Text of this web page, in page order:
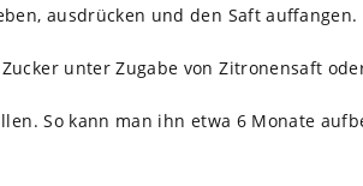
aus­drü­cken und den Saft
unter Zugabe von Zitro­nen­saft
So kann man ihn etwa 6 Monate